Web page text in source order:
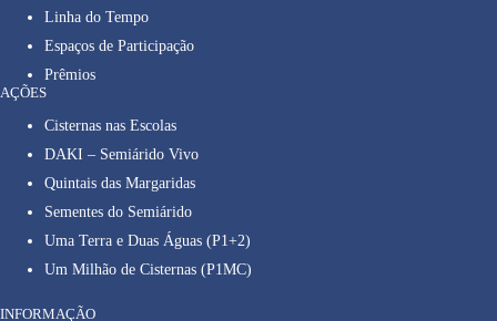
Linha do Tempo
Espaços de Participação
Prêmios
AÇÕES
Cisternas nas Escolas
DAKI – Semiárido Vivo
Quintais das Margaridas
Sementes do Semiárido
Uma Terra e Duas Águas (P1+2)
Um Milhão de Cisternas (P1MC)
INFORMAÇÃO